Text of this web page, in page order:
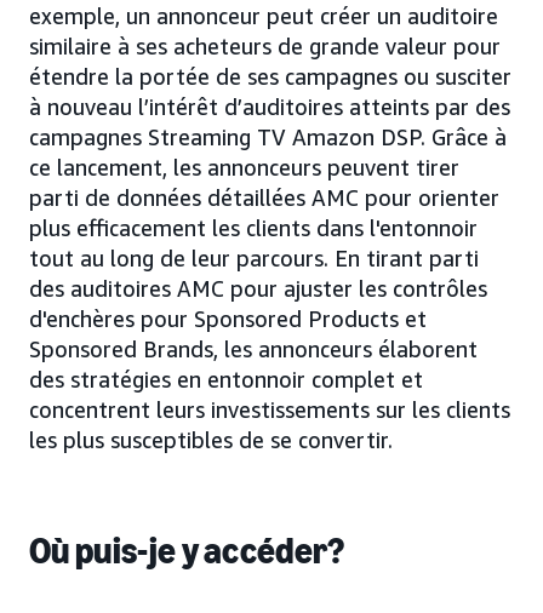
exemple, un annonceur peut créer un auditoire
similaire à ses acheteurs de grande valeur pour
étendre la portée de ses campagnes ou susciter
à nouveau l’intérêt d’auditoires atteints par des
campagnes Streaming TV Amazon DSP. Grâce à
ce lancement, les annonceurs peuvent tirer
parti de données détaillées AMC pour orienter
plus efficacement les clients dans l'entonnoir
tout au long de leur parcours. En tirant parti
des auditoires AMC pour ajuster les contrôles
d'enchères pour Sponsored Products et
Sponsored Brands, les annonceurs élaborent
des stratégies en entonnoir complet et
concentrent leurs investissements sur les clients
les plus susceptibles de se convertir.
Où puis-je y accéder?